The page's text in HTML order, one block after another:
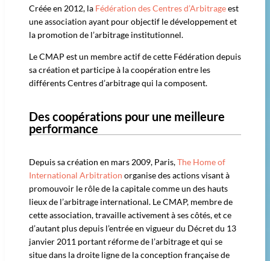
Créée en 2012, la Fédération des Centres d’Arbitrageest
une association ayant pour objectif le développement et
la promotion de l’arbitrage institutionnel.
Le CMAP est un membre actif de cette Fédération depuis
sa création et participe à la coopération entre les
différents Centres d’arbitrage qui la composent.
Des coopérations pour une meilleure
performance​
Depuis sa création en mars 2009, Paris,The Home of
International Arbitration organise des actions visant à
promouvoir le rôle de la capitale comme un des hauts
lieux de l’arbitrage international. Le CMAP, membre de
cette association, travaille activement à ses côtés, et ce
d’autant plus depuis l’entrée en vigueur du Décret du 13
janvier 2011 portant réforme de l’arbitrage et qui se
situe dans la droite ligne de la conception française de